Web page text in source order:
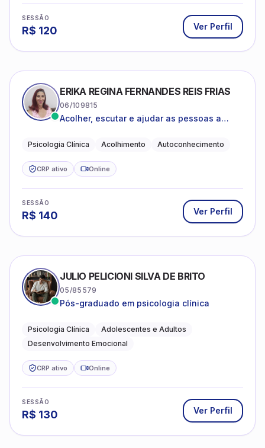
SESSÃO
R$ 120 Ver Perfil
ERIKA REGINA FERNANDES REIS FRIAS
06/109815
Acolher, escutar e ajudar as pessoas a
Psicologia Clínica Acolhimento Autoconhecimento
CRP ativo Online
SESSÃO
R$ 140 Ver Perfil
JULIO PELICIONI SILVA DE BRITO
05/85579
Pós-graduado em psicologia clínica
Psicologia Clínica
Adolescentes e Adultos
Desenvolvimento Emocional
CRP ativo Online
SESSÃO
R$ 130 Ver Perfil